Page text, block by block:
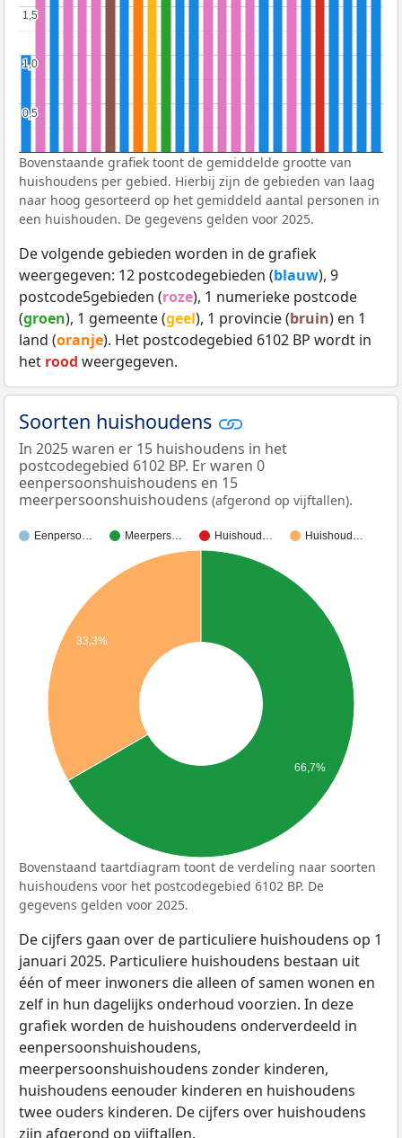
0,5
0,5
1,0
1,0
1,5
1,5
Bovenstaande grafiek toont de gemiddelde grootte van
huishoudens per gebied. Hierbij zijn de gebieden van laag
naar hoog gesorteerd op het gemiddeld aantal personen in
een huishouden. De gegevens gelden voor 2025.
De volgende gebieden worden in de grafiek
weergegeven: 12 postcodegebieden (blauw), 9
postcode5gebieden (roze), 1 numerieke postcode
(groen), 1 gemeente (geel), 1 provincie (bruin) en 1
land (oranje). Het postcodegebied 6102 BP wordt in
het rood weergegeven.
Soorten huishoudens
In 2025 waren er 15 huishoudens in het
postcodegebied 6102 BP. Er waren 0
eenpersoonshuishoudens en 15
meerpersoonshuishoudens (afgerond op vijftallen).
Eenperso… Meerpers… Huishoud… Huishoud…
33,3%
66,7%
Bovenstaand taartdiagram toont de verdeling naar soorten
huishoudens voor het postcodegebied 6102 BP. De
gegevens gelden voor 2025.
De cijfers gaan over de particuliere huishoudens op 1
januari 2025. Particuliere huishoudens bestaan uit
één of meer inwoners die alleen of samen wonen en
zelf in hun dagelijks onderhoud voorzien. In deze
grafiek worden de huishoudens onderverdeeld in
eenpersoonshuishoudens,
meerpersoonshuishoudens zonder kinderen,
huishoudens eenouder kinderen en huishoudens
twee ouders kinderen. De cijfers over huishoudens
zijn afgerond op vijftallen.